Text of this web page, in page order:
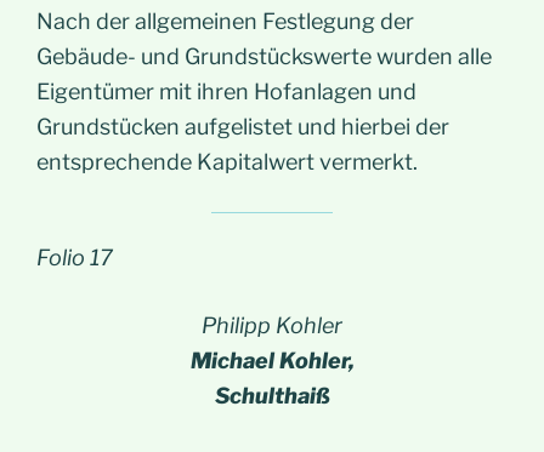
Nach der allgemeinen Festlegung der
Gebäude- und Grundstückswerte wurden alle
Eigentümer mit ihren Hofanlagen und
Grundstücken aufgelistet und hierbei der
entsprechende Kapitalwert vermerkt.
Folio 17
Philipp Kohler
Michael Kohler,
Schulthaiß